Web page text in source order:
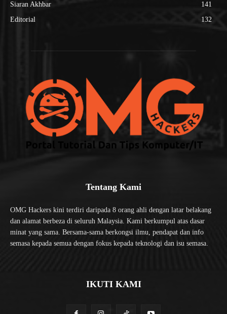
Siaran Akhbar
141
Editorial
132
Tentang Kami
OMG Hackers kini terdiri daripada 8 orang ahli dengan latar belakang
dan alamat berbeza di seluruh Malaysia. Kami berkumpul atas dasar
minat yang sama. Bersama-sama berkongsi ilmu, pendapat dan info
semasa kepada semua dengan fokus kepada teknologi dan isu semasa.
IKUTI KAMI